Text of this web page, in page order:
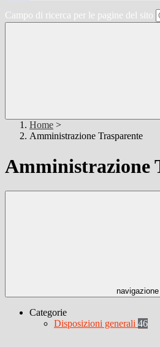
Campo di ricerca per le pagine del sito
Home >
Amministrazione Trasparente
Amministrazione
navigazione
Categorie
Disposizioni generali 46